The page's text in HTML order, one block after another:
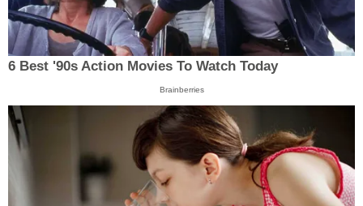
6 Best '90s Action Movies To Watch Today
Brainberries